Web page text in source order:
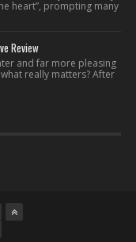
heart”, prompting many
Review
and far more pleasing
really matters? After